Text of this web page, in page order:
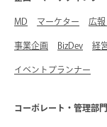
MD マーケター 広報
事業企画 BizDev 経
イベントプランナー
コーポレート・管理部門